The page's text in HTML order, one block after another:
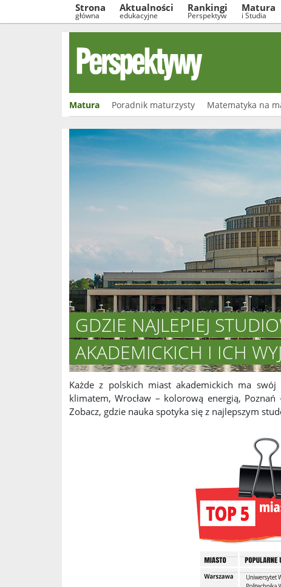
Strona
główna
Aktualności
edukacyjne
Rankingi
Perspektyw
Matura
i Studia
Matura Poradnik maturzysty Matematyka na
GDZIE NAJLEPIEJ
AKADEMICKICH I ICH
Każde z polskich miast akademickich ma
klimatem, Wrocław – kolorową energią,
Zobacz, gdzie nauka spotyka się z najlepszym